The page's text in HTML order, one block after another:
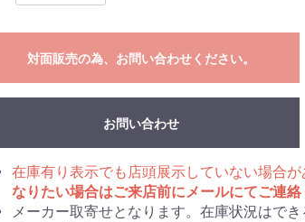
対面販売の為、お問い合わせください。
お問い合わせ
在庫有り表示でも店頭展示していない場合が
なりたい場合はご来店前にメールにてご連絡
メーカー取寄せとなります。在庫状況はで